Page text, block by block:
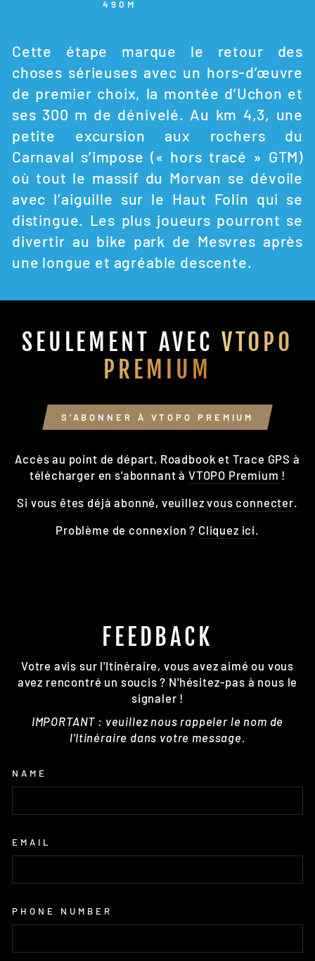
490M
Cette étape marque le retour des
choses sérieuses avec un hors-d’œuvre
de premier choix, la montée d’Uchon et
ses 300 m de dénivelé. Au km 4,3, une
petite excursion aux rochers du
Carnaval s’impose (« hors tracé » GTM)
où tout le massif du Morvan se dévoile
avec l’aiguille sur le Haut Folin qui se
distingue. Les plus joueurs pourront se
divertir au bike park de Mesvres après
une longue et agréable descente.
SEULEMENT AVEC VTOPO
PREMIUM
S'ABONNER À VTOPO PREMIUM
Accès au point de départ, Roadbook et Trace GPS à
télécharger en s'abonnant à VTOPO Premium !
Si vous êtes déjà abonné, veuillezvous connecter
Problème de connexion ? Cliquez ici
FEEDBACK
Votre avis sur l'Itinéraire, vous avez aimé ou vous
avez rencontré un soucis ? N'hésitez-pas à nous le
signaler !
IMPORTANT : veuillez nous rappeler le nom de
l'Itinéraire dans votre message.
NAME
EMAIL
PHONE NUMBER